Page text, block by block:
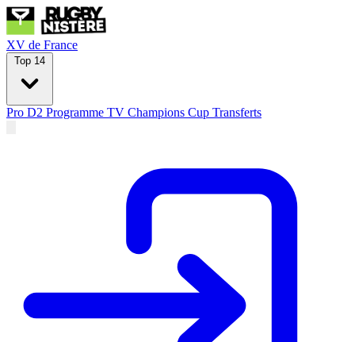
XV de France
Top 14
Pro D2 Programme TV Champions Cup Transferts